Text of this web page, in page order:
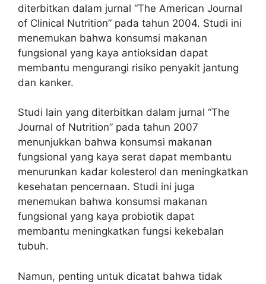
diterbitkan dalam jurnal “The American Journal
of Clinical Nutrition” pada tahun 2004. Studi ini
menemukan bahwa konsumsi makanan
fungsional yang kaya antioksidan dapat
membantu mengurangi risiko penyakit jantung
dan kanker.
Studi lain yang diterbitkan dalam jurnal “The
Journal of Nutrition” pada tahun 2007
menunjukkan bahwa konsumsi makanan
fungsional yang kaya serat dapat membantu
menurunkan kadar kolesterol dan meningkatkan
kesehatan pencernaan. Studi ini juga
menemukan bahwa konsumsi makanan
fungsional yang kaya probiotik dapat
membantu meningkatkan fungsi kekebalan
tubuh.
Namun, penting untuk dicatat bahwa tidak